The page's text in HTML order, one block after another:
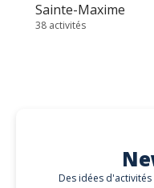
Sainte-Maxime
38 activités
Des idées